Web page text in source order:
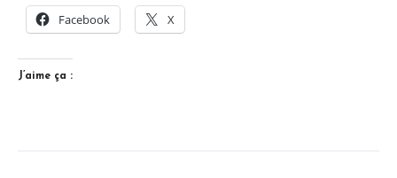
Facebook X
J’aime ça :